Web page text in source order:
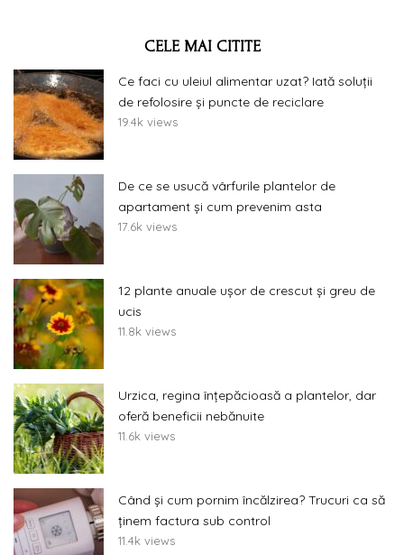
CELE MAI CITITE
Ce faci cu uleiul alimentar uzat? Iată soluții
de refolosire și puncte de reciclare
19.4k views
De ce se usucă vârfurile plantelor de
apartament și cum prevenim asta
17.6k views
12 plante anuale ușor de crescut și greu de
ucis
11.8k views
Urzica, regina înțepăcioasă a plantelor, dar
oferă beneficii nebănuite
11.6k views
Când și cum pornim încălzirea? Trucuri ca să
ținem factura sub control
11.4k views